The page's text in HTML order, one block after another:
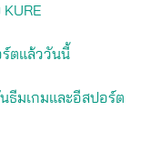
ร์ตแล้ววันนี้
นธีมเกมและอีสปอร์ต